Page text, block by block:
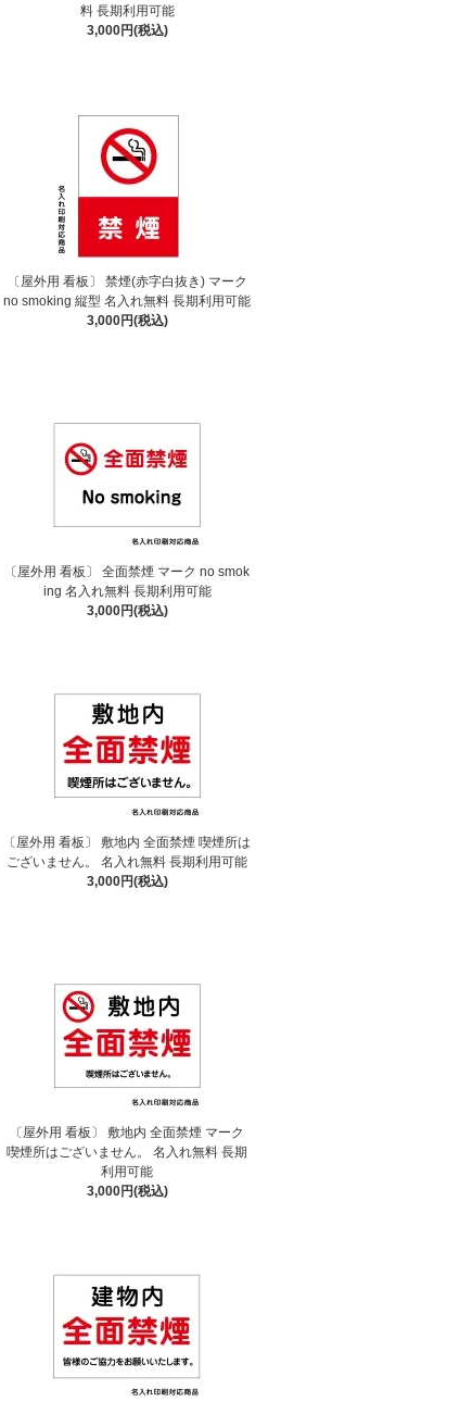
料 長期利用可能
3,000円(税込)
〔屋外用 看板〕 禁煙(赤字白抜き) マーク
no smoking 縦型 名入れ無料 長期利用可能
3,000円(税込)
〔屋外用 看板〕 全面禁煙 マーク no smok
ing 名入れ無料 長期利用可能
3,000円(税込)
〔屋外用 看板〕 敷地内 全面禁煙 喫煙所は
ございません。 名入れ無料 長期利用可能
3,000円(税込)
〔屋外用 看板〕 敷地内 全面禁煙 マーク
喫煙所はございません。 名入れ無料 長期
利用可能
3,000円(税込)